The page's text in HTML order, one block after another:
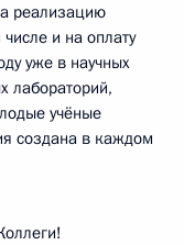
реализацию
и на оплату
уже в научных
лабораторий,
учёные
создана в каждом